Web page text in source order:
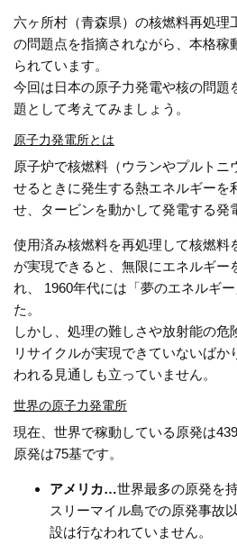
六ヶ所村（青森県）の核燃料再処理
の問題点を指摘されながら、本格稼
られています。
今回は日本の原子力発電や核の問題
題として考えてみましょう。
原子力発電所とは
原子炉で核燃料（ウランやプルトニ
せるときに発生する熱エネルギーを
せ、タービンを動かして発電する発
使用済み核燃料を再処理して核燃料
が実現できると、無限にエネルギー
れ、 1960年代には「夢のエネルギ
た。
しかし、処理の難しさや放射能の危
リサイクルが実現できていないばか
われる見通しも立っていません。
世界の原子力発電所
現在、世界で稼動している原発は
原発は75基です。
アメリカ…世界最多の原発を
スリーマイル島での原発事故
設は行なわれていません。